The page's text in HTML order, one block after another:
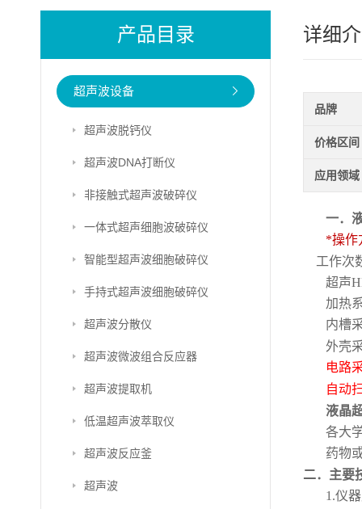
产品目录
超声波设备
超声波脱钙仪
超声波DNA打断仪
非接触式超声波破碎仪
一体式超声细胞波破碎仪
智能型超声波细胞破碎仪
手持式超声波细胞破碎仪
超声波分散仪
超声波微波组合反应器
超声波提取机
低温超声波萃取仪
超声波反应釜
超声波
详细
品牌
价格区间
应用领域
一．
*操作
工作次
超声
加热
内槽
外壳
电路
自动
液晶
各大
药物
二． 主要
1.仪